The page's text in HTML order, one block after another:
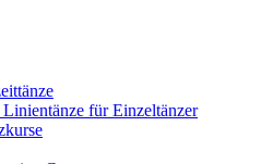
für Einzeltänzer